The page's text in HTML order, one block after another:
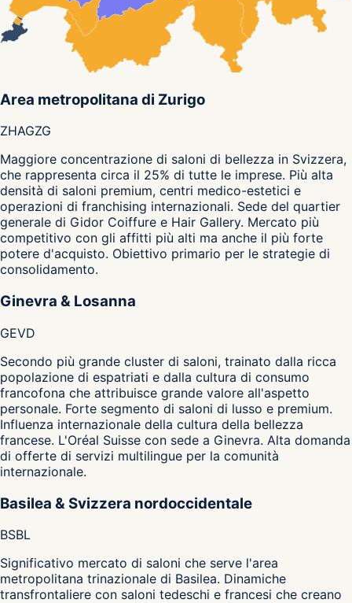
Area metropolitana di Zurigo
ZHAGZG
Maggiore concentrazione di saloni di bellezza in Svizzera,
che rappresenta circa il 25% di tutte le imprese. Più alta
densità di saloni premium, centri medico-estetici e
operazioni di franchising internazionali. Sede del quartier
generale di Gidor Coiffure e Hair Gallery. Mercato più
competitivo con gli affitti più alti ma anche il più forte
potere d'acquisto. Obiettivo primario per le strategie di
consolidamento.
Ginevra & Losanna
GEVD
Secondo più grande cluster di saloni, trainato dalla ricca
popolazione di espatriati e dalla cultura di consumo
francofona che attribuisce grande valore all'aspetto
personale. Forte segmento di saloni di lusso e premium.
Influenza internazionale della cultura della bellezza
francese. L'Oréal Suisse con sede a Ginevra. Alta domanda
di offerte di servizi multilingue per la comunità
internazionale.
Basilea & Svizzera nordoccidentale
BSBL
Significativo mercato di saloni che serve l'area
metropolitana trinazionale di Basilea. Dinamiche
transfrontaliere con saloni tedeschi e francesi che creano